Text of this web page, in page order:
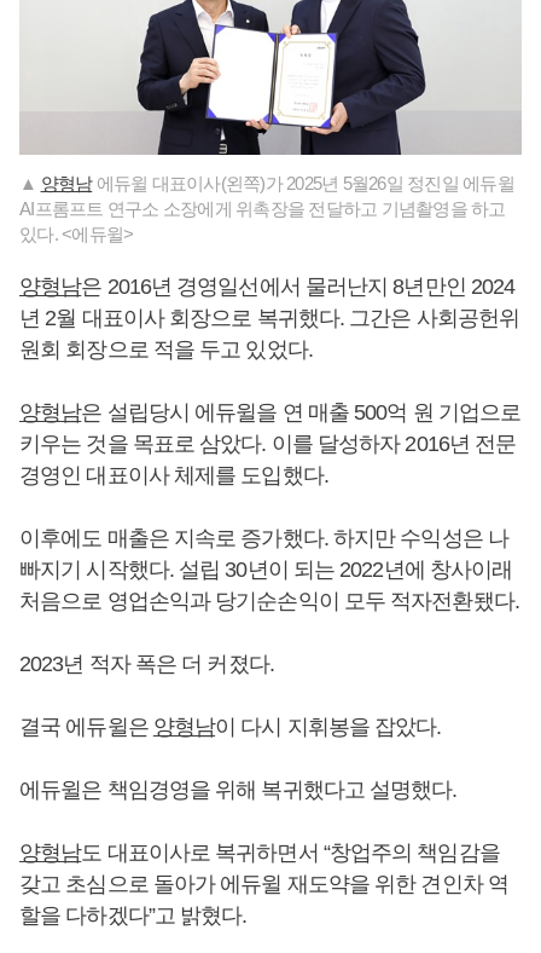
▲ 양형남에듀윌 대표이사(왼쪽)가 2025년 5월26일 정진일 에듀윌
AI프롬프트 연구소 소장에게 위촉장을 전달하고 기념촬영을 하고
있다. <에듀윌>
양형남은 2016년 경영일선에서 물러난지 8년만인 2024
년 2월 대표이사 회장으로 복귀했다. 그간은 사회공헌위
원회 회장으로 적을 두고 있었다.
양형남은 설립당시 에듀윌을 연 매출 500억 원 기업으로
키우는 것을 목표로 삼았다. 이를 달성하자 2016년 전문
경영인 대표이사 체제를 도입했다.
이후에도 매출은 지속로 증가했다. 하지만 수익성은 나
빠지기 시작했다. 설립 30년이 되는 2022년에 창사이래
처음으로 영업손익과 당기순손익이 모두 적자전환됐다.
2023년 적자 폭은 더 커졌다.
결국 에듀윌은 양형남이 다시 지휘봉을 잡았다.
에듀윌은 책임경영을 위해 복귀했다고 설명했다.
양형남도 대표이사로 복귀하면서 “창업주의 책임감을
갖고 초심으로 돌아가 에듀윌 재도약을 위한 견인차 역
할을 다하겠다”고 밝혔다.